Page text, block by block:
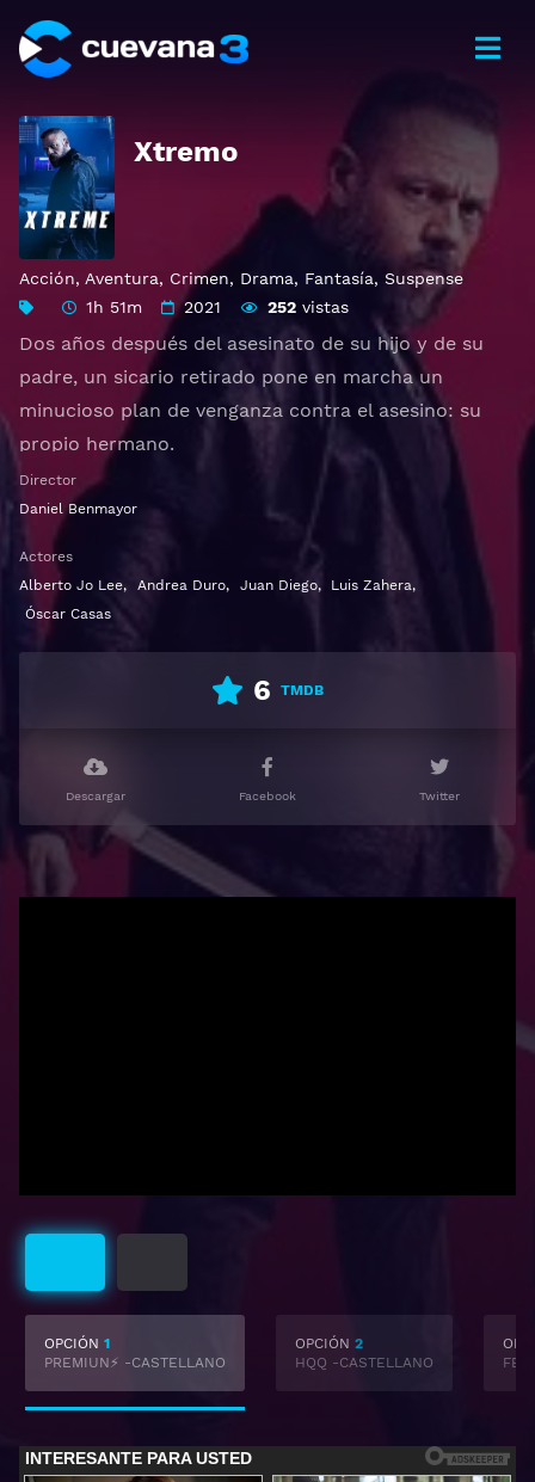
Xtremo
Acción, Aventura, Crimen, Drama, Fantasía, Suspense
1h 51m
2021 252vistas
Dos años después del asesinato de su hijo y de su
padre, un sicario retirado pone en marcha un
minucioso plan de venganza contra el asesino: su
propio hermano.
Ver Xtremo Gratis HD 1080p 720p | Idioma español
latino, subtitulado, castellano
Director
Daniel Benmayor
Actores
Alberto Jo Lee, Andrea Duro, Juan Diego, Luis Zahera,
Óscar Casas
6 TMDB
Descargar Facebook Twitter
OPCIÓN 1
PREMIUN⚡ -CASTELLANO
OPCIÓN 2
HQQ -CASTELLANO